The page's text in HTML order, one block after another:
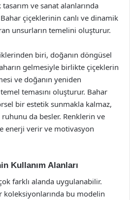
ve sanat alanlarında
Bahar çiçeklerinin canlı ve dinamik
unsurların temelini oluşturur.
biri, doğanın döngüsel
gelmesiyle birlikte çiçeklerin
ve doğanın yeniden
temasını oluşturur. Bahar
bir estetik sunmakla kalmaz,
ruhunu da besler. Renklerin ve
enerji verir ve motivasyon
Kullanım Alanları
farklı alanda uygulanabilir.
koleksiyonlarında bu modelin